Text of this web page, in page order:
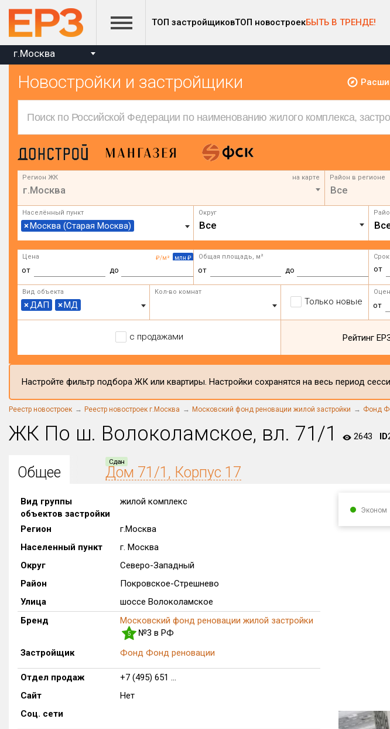
ТОП застройщиковТОП новостроекБЫТЬ В ТРЕНДЕ!
г.Москва
Новостройки и застройщики
Регион ЖК на карте
г.Москва
Район в регионе
Все
Населённый пункт
×Москва (Старая Москва)
Округ
Все
₽/м² млн ₽
Цена
от до
Общая площадь, м²
от до от
Вид объекта
×ДАП ×МД
Кол-во комнат
Только новые от
с продажами Рейтинг
Настройте фильтр подбора ЖК или квартиры. Настройки сохранятся на весь период
Реестр новостроек Реестр новостроек г.Москва Московский фонд реновации жилой застройки Фонд
ЖК По ш. Волоколамское, вл. 71/1 2643 ID
Общее
Сдан
Дом 71/1, Корпус 17
Вид группы
объектов застройки
жилой комплекс
Регион
г.Москва
Населенный пункт
г. Москва
Округ
Северо-Западный
Район
Покровское-Стрешнево
Улица
шоссе Волоколамское
Бренд
Московский фонд реновации жилой застройки
5
№3 в РФ
Застройщик
Фонд Фонд реновации
Отдел продаж
+7 (495) 651 ...
Сайт
Нет
Соц. сети
Эконом